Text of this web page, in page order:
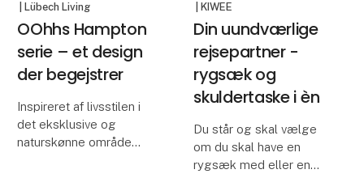
| Lübech Living
OOhhs Hampton
serie – et design
der begejstrer
Inspireret af livsstilen i
det eksklusive og
naturskønne område
| KIWEE
Din uundværlige
rejsepartner -
rygsæk og
skuldertaske i èn
Du står og skal vælge
om du skal have en
rygsæk med eller en